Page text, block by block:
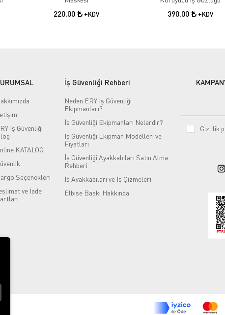
220,00 +KDV 390,00 +KDV
İş Güvenliği
KATALOG
Seçenekleri
ve İade
İş Güvenliği Rehberi
Neden ERY İş Güvenliği
Ekipmanları?
İş Güvenliği Ekipmanları Nelerdir?
İş Güvenliği Ekipman Modelleri ve
Fiyatları
İş Güvenliği Ayakkabıları Satın Alma
Rehberi
İş Ayakkabıları ve İş Çizmeleri
Elbise Baskı Hakkında
Gizlilik